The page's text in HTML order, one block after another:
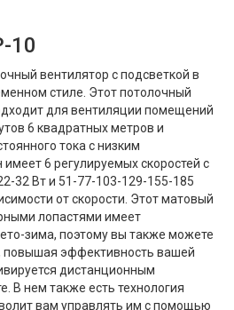
10
вентилятор с подсветкой в
стиле. Этот потолочный
для вентиляции помещений
6 квадратных метров и
тока с низким
6 регулируемых скоростей с
32 Вт и 51-77-103-129-155-185
от скорости. Этот матовый
лопастями имеет
зима, поэтому вы также можете
повышая эффективность вашей
дистанционным
В нем также есть технология
вам управлять им с помощью